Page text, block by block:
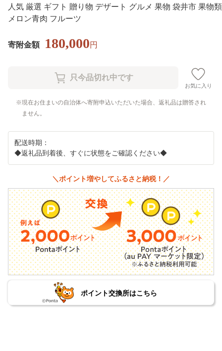
人気 厳選 ギフト 贈り物 デザート グルメ 果物 袋井市 果物類
メロン青肉 フルーツ
寄附金額 180,000円
お気に入り
現在お住まいの自治体へ寄附申込いただいた場合、返礼品は贈答され
ません。
配送時期：
◆返礼品到着後、すぐに状態をご確認ください◆
＼ポイント増やしてふるさと納税！／
ポイント交換所はこちら